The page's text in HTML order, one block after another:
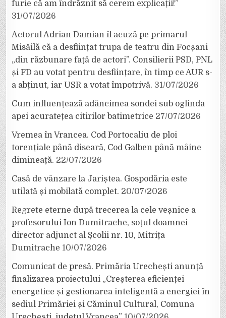
furie că am îndrăznit să cerem explicații!”
31/07/2026
Actorul Adrian Damian îl acuză pe primarul
Misăilă că a desființat trupa de teatru din Focșani
„din răzbunare față de actori”. Consilierii PSD, PNL
și FD au votat pentru desființare, în timp ce AUR s-
a abținut, iar USR a votat împotrivă. 31/07/2026
Cum influențează adâncimea sondei sub oglinda
apei acuratețea citirilor batimetrice 27/07/2026
Vremea în Vrancea. Cod Portocaliu de ploi
torențiale până diseară, Cod Galben până mâine
dimineață. 22/07/2026
Casă de vânzare la Jariștea. Gospodăria este
utilată și mobilată complet. 20/07/2026
Regrete eterne după trecerea la cele veșnice a
profesorului Ion Dumitrache, soțul doamnei
director adjunct al Școlii nr. 10, Mitrița
Dumitrache 10/07/2026
Comunicat de presă. Primăria Urechești anunță
finalizarea proiectului „Creșterea eficienței
energetice și gestionarea inteligentă a energiei în
sediul Primăriei și Căminul Cultural, Comuna